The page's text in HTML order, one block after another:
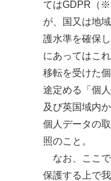
てはGDPR（※
が、国又は地
護水準を確保
にあってはこ
移転を受けた
途定める「個
及び英国域内
個人データの
照のこと。
なお、ここ
保護する上で